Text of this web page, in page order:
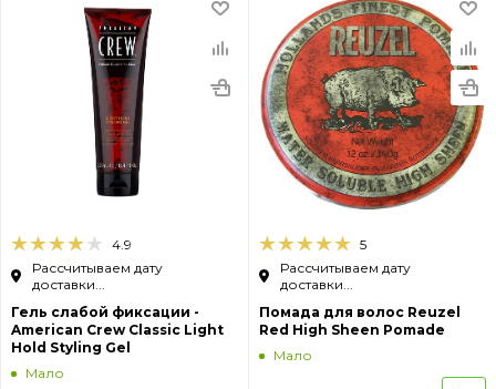
4.9
Рассчитываем дату
доставки...
Гель слабой фиксации -
American Crew Classic Light
Hold Styling Gel
Мало
5
Рассчитываем дату
доставки...
Помада для волос Reuzel
Red High Sheen Pomade
Мало